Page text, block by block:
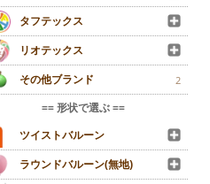
タフテックス
リオテックス
その他ブランド
2
== 形状で選ぶ ==
ツイストバルーン
ラウンドバルーン(無地)